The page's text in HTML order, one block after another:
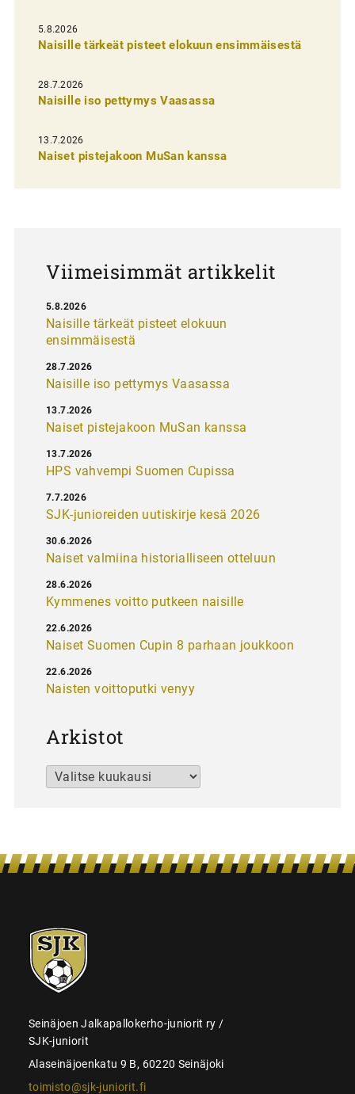
l
i
e
n
e
5.8.2026
Naisille tärkeät pisteet elokuun ensimmäisestä
28.7.2026
Naisille iso pettymys Vaasassa
13.7.2026
Naiset pistejakoon MuSan kanssa
Viimeisimmät artikkelit
Naisille tärkeät pisteet elokuun
ensimmäisestä
5.8.2026
Naisille iso pettymys Vaasassa
28.7.2026
Naiset pistejakoon MuSan kanssa
13.7.2026
HPS vahvempi Suomen Cupissa
13.7.2026
SJK-junioreiden uutiskirje kesä 2026
7.7.2026
Naiset valmiina historialliseen otteluun
30.6.2026
Kymmenes voitto putkeen naisille
28.6.2026
Naiset Suomen Cupin 8 parhaan joukkoon
22.6.2026
Naisten voittoputki venyy
22.6.2026
Arkistot
Arkistot
SJK-
juniorit
Seinäjoen Jalkapallokerho-juniorit ry /
SJK-juniorit
Alaseinäjoenkatu 9 B, 60220 Seinäjoki
toimisto@sjk-juniorit.fi